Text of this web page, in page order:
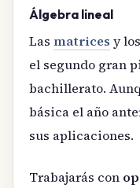
Álgebra lineal
Las matrices y los
el segundo gran
bachillerato.
básica el año
sus aplicaciones.
Trabajarás con